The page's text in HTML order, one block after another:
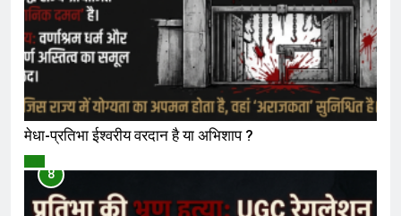
मेधा-प्रतिभा ईश्वरीय वरदान है या अभिशाप ?
8